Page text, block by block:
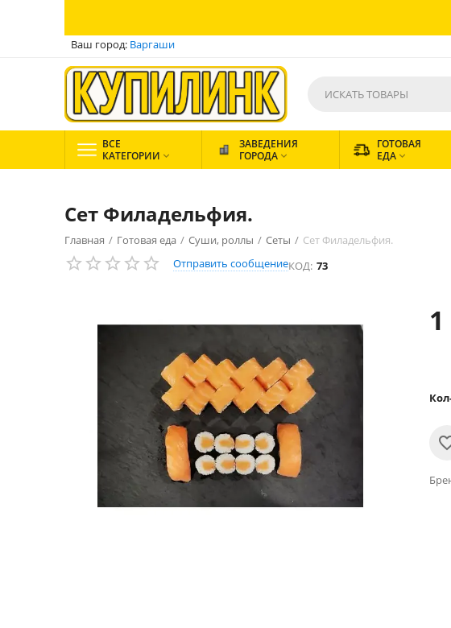
Ваш город: Варгаши
ВСЕ
КАТЕГОРИИ 
ЗАВЕДЕНИЯ
ГОРОДА 
ГОТОВАЯ
ЕДА 
Сет Филадельфия.
Главная / Готовая еда / Суши, роллы / Сеты / Сет Филадельфия.
Отправить сообщениеКОД: 73